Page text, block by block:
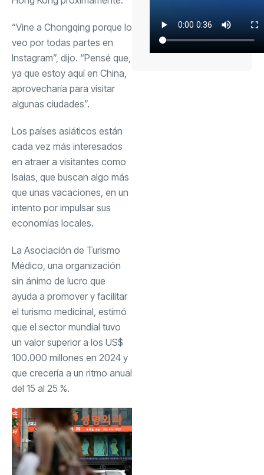
“Vine a Chongqing porque lo
veo por todas partes en
Instagram”, dijo. “Pensé que,
ya que estoy aquí en China,
aprovecharía para visitar
algunas ciudades”.
Los países asiáticos están
cada vez más interesados ​​
en atraer a visitantes como
Isaias, que buscan algo más
que unas vacaciones, en un
intento por impulsar sus
economías locales.
La Asociación de Turismo
Médico, una organización
sin ánimo de lucro que
ayuda a promover y facilitar
el turismo medicinal, estimó
que el sector mundial tuvo
un valor superior a los US$
100.000 millones en 2024 y
que crecería a un ritmo anual
del 15 al 25 %.